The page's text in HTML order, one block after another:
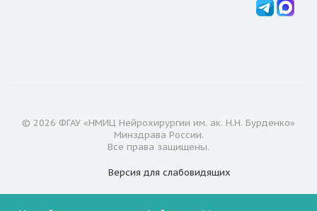
© 2026 ФГАУ «НМИЦ Нейрохирургии им. ак. Н.Н. Бурденко»
Минздрава России.
Все права защищены.
Версия для слабовидящих